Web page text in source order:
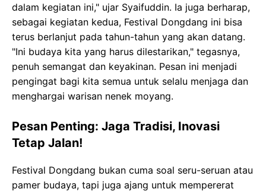
dalam kegiatan ini," ujar Syaifuddin. Ia juga berharap,
sebagai kegiatan kedua, Festival Dongdang ini bisa
terus berlanjut pada tahun-tahun yang akan datang.
"Ini budaya kita yang harus dilestarikan," tegasnya,
penuh semangat dan keyakinan. Pesan ini menjadi
pengingat bagi kita semua untuk selalu menjaga dan
menghargai warisan nenek moyang.
Pesan Penting: Jaga Tradisi, Inovasi
Tetap Jalan!
Festival Dongdang bukan cuma soal seru-seruan atau
pamer budaya, tapi juga ajang untuk mempererat